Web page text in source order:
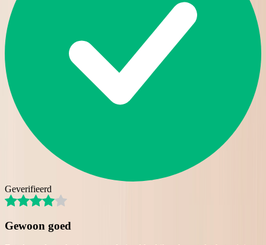
Geverifieerd
Gewoon goed